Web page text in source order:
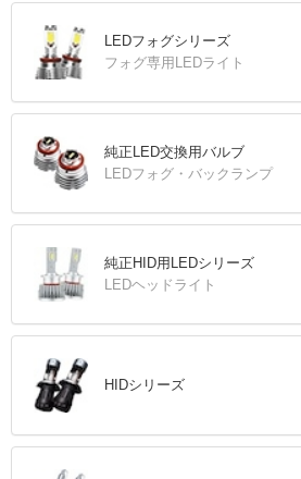
LEDフォグシリーズ
フォグ専用LEDライト
純正LED交換用バルブ
LEDフォグ・バックランプ
純正HID用LEDシリーズ
LEDヘッドライト
HIDシリーズ